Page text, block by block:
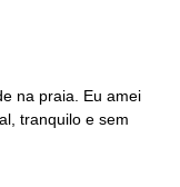
na praia. Eu amei
tranquilo e sem